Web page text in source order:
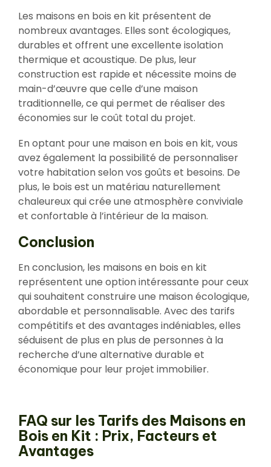
Les maisons en bois en kit présentent de
nombreux avantages. Elles sont écologiques,
durables et offrent une excellente isolation
thermique et acoustique. De plus, leur
construction est rapide et nécessite moins de
main-d’œuvre que celle d’une maison
traditionnelle, ce qui permet de réaliser des
économies sur le coût total du projet.
En optant pour une maison en bois en kit, vous
avez également la possibilité de personnaliser
votre habitation selon vos goûts et besoins. De
plus, le bois est un matériau naturellement
chaleureux qui crée une atmosphère conviviale
et confortable à l’intérieur de la maison.
Conclusion
En conclusion, les maisons en bois en kit
représentent une option intéressante pour ceux
qui souhaitent construire une maison écologique,
abordable et personnalisable. Avec des tarifs
compétitifs et des avantages indéniables, elles
séduisent de plus en plus de personnes à la
recherche d’une alternative durable et
économique pour leur projet immobilier.
FAQ sur les Tarifs des Maisons en
Bois en Kit : Prix, Facteurs et
Avantages